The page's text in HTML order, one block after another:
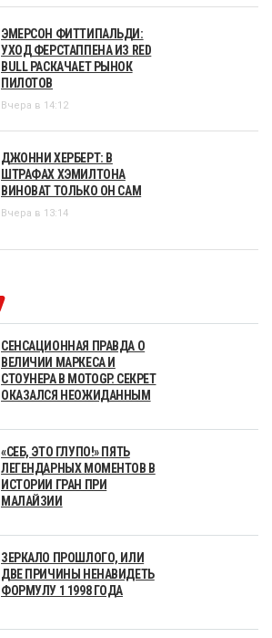
ЭМЕРСОН ФИТТИПАЛЬДИ:
УХОД ФЕРСТАППЕНА ИЗ RED
BULL РАСКАЧАЕТ РЫНОК
ПИЛОТОВ
Вчера в 14:12
ДЖОННИ ХЕРБЕРТ: В
ШТРАФАХ ХЭМИЛТОНА
ВИНОВАТ ТОЛЬКО ОН САМ
Вчера в 13:14
СЕНСАЦИОННАЯ ПРАВДА О
ВЕЛИЧИИ МАРКЕСА И
СТОУНЕРА В MOTOGP. СЕКРЕТ
ОКАЗАЛСЯ НЕОЖИДАННЫМ
«СЕБ, ЭТО ГЛУПО!» ПЯТЬ
ЛЕГЕНДАРНЫХ МОМЕНТОВ В
ИСТОРИИ ГРАН ПРИ
МАЛАЙЗИИ
ЗЕРКАЛО ПРОШЛОГО, ИЛИ
ДВЕ ПРИЧИНЫ НЕНАВИДЕТЬ
ФОРМУЛУ 1 1998 ГОДА